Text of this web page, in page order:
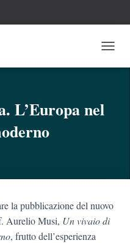
A
G
G
L’Europa nel
la pubblicazione del nuovo
Aurelio Musi, Un vivaio di
, frutto dell’esperienza